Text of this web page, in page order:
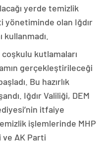
yerde temizlik
yönetiminde olan Iğdır
coşkulu kutlamaları
gerçekleştirileceği
Bu hazırlık
Iğdır Valiliği, DEM
itfaiye
işlemlerinde MHP
AK Parti